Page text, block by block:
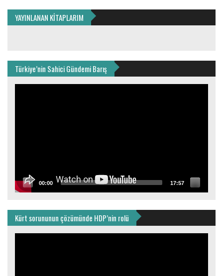
YAYINLANAN KİTAPLARIM
Türkiye’nin Sahici Gündemi Barış
00:00 17:57
Kürt sorununun çözümünde HDP’nin rolü